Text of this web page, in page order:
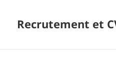
Recrutement et